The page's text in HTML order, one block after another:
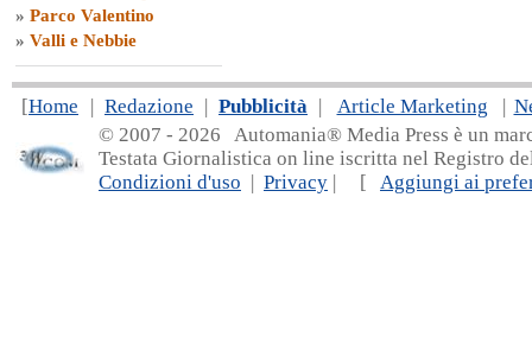
» Parco Valentino
» Valli e Nebbie
[Home | Redazione | Pubblicità | Article Marketing |
© 2007 - 2026 Automania® Media Press è un
Testata Giornalistica on line iscritta nel Registro
Condizioni d'uso | Privacy | [ Aggiungi ai